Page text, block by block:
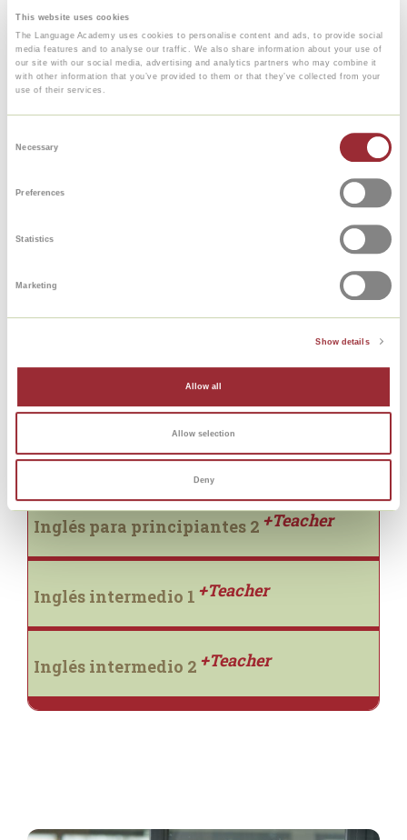
This website uses cookies
The Language Academy uses cookies to personalise content and ads, to provide social
media features and to analyse our traffic. We also share information about your use of
our site with our social media, advertising and analytics partners who may combine it
with other information that you’ve provided to them or that they’ve collected from your
use of their services.
Necessary
Preferences
Statistics
Marketing
Show details
Allow all
Allow selection
Deny
Las clases de conversación en inglés las
planificamos de común acuerdo contigo y con el
profesor. Las clases se pueden ir planificando
durante el período de vigencia del curso de inglés
¡Selecciona el curso de inglés de tu preferencia y
matricúlate ahora mismo! ¿No estás seguro de
cuál es tu nivel? En la página correspondiente a
cada curso se incluye un enlace a una versión
demo del curso en cuestión.
Si tienes cualquier duda o pregunta,
ponte en
contactocon nosotros
Tus opciones:
Inglés para principiantes 1+Teacher
Inglés para principiantes 2 +Teacher
Inglés intermedio 1 +Teacher
Inglés intermedio 2 +Teacher